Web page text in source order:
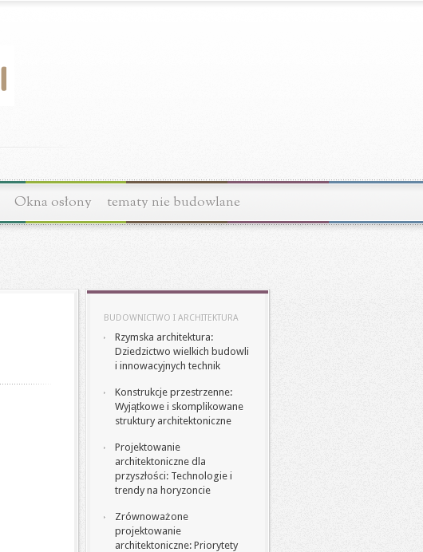
Okna osłony tematy nie budowlane
BUDOWNICTWO I ARCHITEKTURA
Rzymska architektura:
Dziedzictwo wielkich budowli
i innowacyjnych technik
Konstrukcje przestrzenne:
Wyjątkowe i skomplikowane
struktury architektoniczne
Projektowanie
architektoniczne dla
przyszłości: Technologie i
trendy na horyzoncie
Zrównoważone
projektowanie
architektoniczne: Priorytety